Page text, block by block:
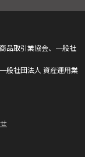
品取引業協会、一般社
般社団法人 資産運用業